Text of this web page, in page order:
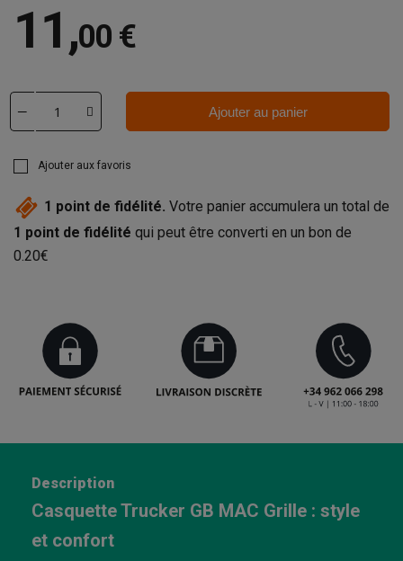
11,00 €
Ajouter au panier
Ajouter aux favoris
1 point de fidélité. Votre panier accumulera un total de
1 point de fidélité qui peut être converti en un bon de
0.20€
Description
Casquette Trucker GB MAC Grille : style
et confort